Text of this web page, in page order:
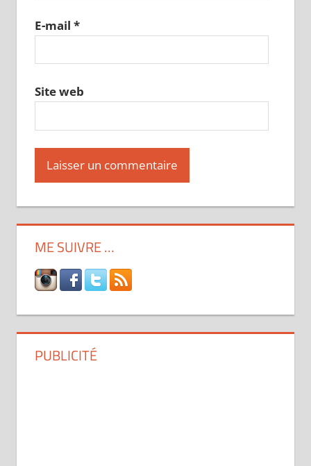
E-mail *
Site web
ME SUIVRE …
PUBLICITÉ